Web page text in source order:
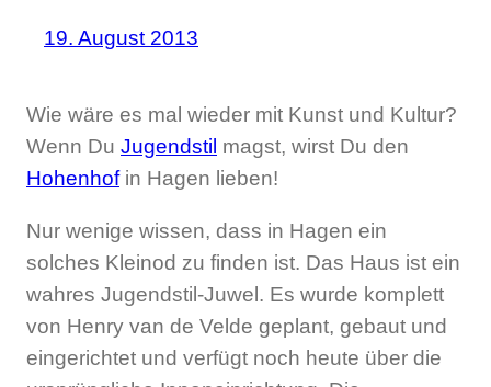
19. August 2013
Wie wäre es mal wieder mit Kunst und Kultur?
Wenn Du Jugendstil magst, wirst Du den
Hohenhofin Hagen lieben!
Nur wenige wissen, dass in Hagen ein
solches Kleinod zu finden ist. Das Haus ist ein
wahres Jugendstil-Juwel. Es wurde komplett
von Henry van de Velde geplant, gebaut und
eingerichtet und verfügt noch heute über die